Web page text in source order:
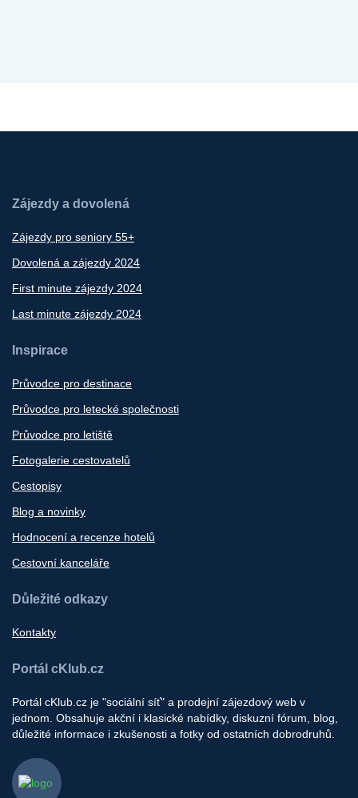
Zájezdy a dovolená
Zájezdy pro seniory 55+
Dovolená a zájezdy 2024
First minute zájezdy 2024
Last minute zájezdy 2024
Inspirace
Průvodce pro destinace
Průvodce pro letecké společnosti
Průvodce pro letiště
Fotogalerie cestovatelů
Cestopisy
Blog a novinky
Hodnocení a recenze hotelů
Cestovní kanceláře
Důležité odkazy
Kontakty
Portál cKlub.cz
Portál cKlub.cz je "sociální síť" a prodejní zájezdový web v
jednom. Obsahuje akční i klasické nabídky, diskuzní fórum, blog,
důležité informace i zkušenosti a fotky od ostatních dobrodruhů.